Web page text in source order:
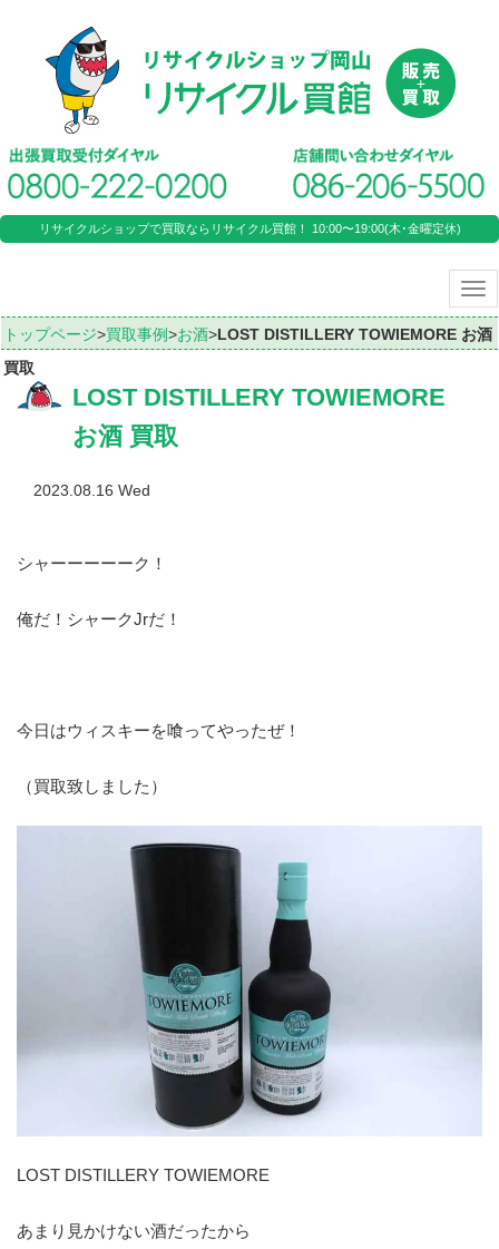
リサイクルショップで買取ならリサイクル買館！ 10:00〜19:00(木･金曜定休)
トップページ>買取事例>お酒>LOST DISTILLERY TOWIEMORE お酒
買取
LOST DISTILLERY TOWIEMORE
お酒 買取
2023.08.16 Wed
シャーーーーーク！
俺だ！シャークJrだ！
今日はウィスキーを喰ってやったぜ！
（買取致しました）
LOST DISTILLERY TOWIEMORE
あまり見かけない酒だったから